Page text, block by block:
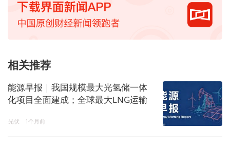
相关推荐
能源早报｜我国规模最大光氢储一体
化项目全面建成；全球最大LNG运输
光伏 1个月前